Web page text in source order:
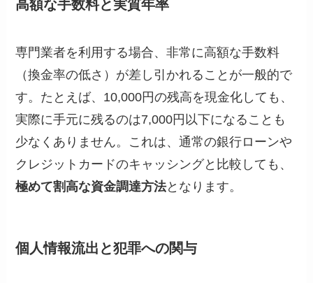
高額な手数料と実質年率
専門業者を利用する場合、非常に高額な手数料
（換金率の低さ）が差し引かれることが一般的で
す。たとえば、10,000円の残高を現金化しても、
実際に手元に残るのは7,000円以下になることも
少なくありません。これは、通常の銀行ローンや
クレジットカードのキャッシングと比較しても、
極めて割高な資金調達方法となります。
個人情報流出と犯罪への関与